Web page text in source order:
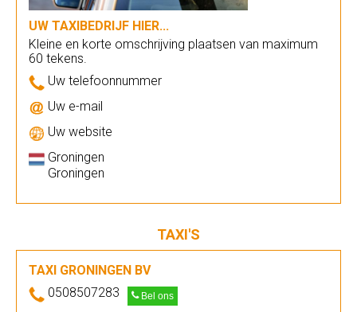
UW TAXIBEDRIJF HIER...
Kleine en korte omschrijving plaatsen van maximum
60 tekens.
Uw telefoonnummer
Uw e-mail
Uw website
Groningen
Groningen
TAXI'S
TAXI GRONINGEN BV
0508507283
Bel ons